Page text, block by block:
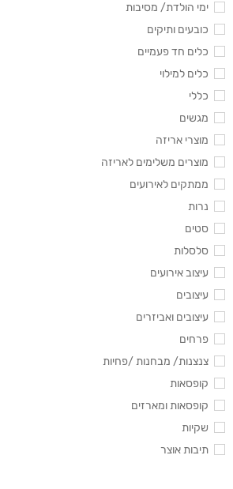
ימי הולדת/ מסיבות
כובעים ותיקים
כלים חד פעמיים
כלים למילוי
כללי
מגשים
מוצרי אריזה
מוצרים משלימים לאריזה
ממתקים לאירועים
נרות
סטים
סלסלות
עיצוב אירועים
עיצובים
עיצובים ואביזרים
פרחים
צנצנות/ מבחנות /פחיות
קופסאות
קופסאות ומארזים
שקיות
תיבות אוצר